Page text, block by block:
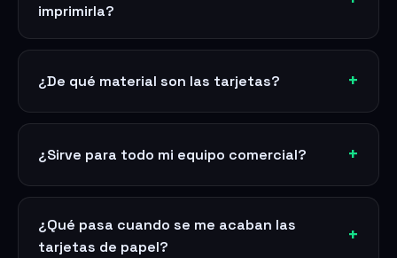
imprimirla?
¿De qué material son las tarjetas?
¿Sirve para todo mi equipo comercial?
¿Qué pasa cuando se me acaban las
tarjetas de papel?